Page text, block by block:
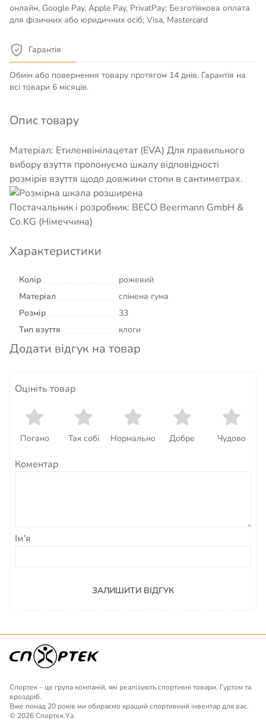
онлайн, Google Pay, Apple Pay, PrivatPay; Безготівкова оплата
для фізичних або юридичних осіб; Visa, Mastercard
Гарантія
Обмін або повернення товару протягом 14 днів. Гарантія на
всі товари 6 місяців.
Опис товару
Матеріал: Етиленвінілацетат (EVA) Для правильного
вибору взуття пропонуємо шкалу відповідності
розмірів взуття щодо довжини стопи в сантиметрах.
Постачальник і розробник: BECO Beermann GmbH &
Co.KG (Німеччина)
Характеристики
Колір
рожевий
Матеріал
спінена гума
Розмір
33
Тип взуття
клоги
Додати відгук на товар
Оцініть товар
Погано Так собі Нормально Добре Чудово
Коментар
Ім'я
ЗАЛИШИТИ ВІДГУК
Спортек – це група компаній, які реалізують спортивні товари. Гуртом та
вроздріб.
Вже понад 20 років ми обираємо кращий спортивний інвентар для вас.
© 2026 Спортек.Уа